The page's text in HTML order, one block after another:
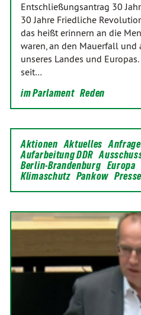
Entschließungsantrag 30
30 Jahre Friedliche
das heißt erinnern an die
waren, an den Mauerfall und
unseres Landes und
seit…
im Parlament Reden
Aktionen Aktuelles
Aufarbeitung DDR
Berlin-Brandenburg Europa
Klimaschutz Pankow Presse